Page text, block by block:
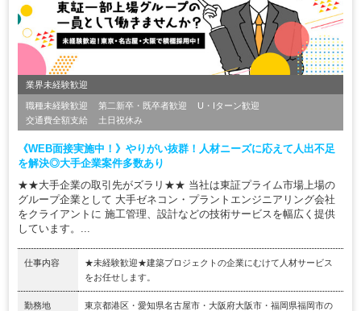
業界未経験歓迎
職種未経験歓迎 第二新卒・既卒者歓迎
U・Iターン歓迎
交通費全額支給
土日祝休み
《WEB面接実施中！》やりがい抜群！人材ニーズに応えて人出不足
を解決◎大手企業案件多数あり
★★大手企業の取引先がズラリ★★ 当社は東証プライム市場上場の
グループ企業として 大手ゼネコン・プラントエンジニアリング会社
をクライアントに 施工管理、設計などの技術サービスを幅広く提供
しています。...
仕事内容
★未経験歓迎★建築プロジェクトの企業にむけて人材サービス
をお任せします。
勤務地
東京都港区・愛知県名古屋市・大阪府大阪市・福岡県福岡市の